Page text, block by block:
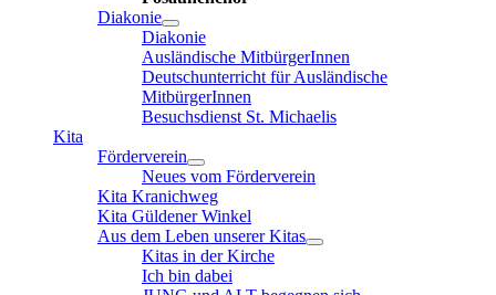
Diakonie
Diakonie
Ausländische MitbürgerInnen
Deutschunterricht für Ausländische
MitbürgerInnen
Besuchsdienst St. Michaelis
Kita
Förderverein
Neues vom Förderverein
Kita Kranichweg
Kita Güldener Winkel
Aus dem Leben unserer Kitas
Kitas in der Kirche
Ich bin dabei